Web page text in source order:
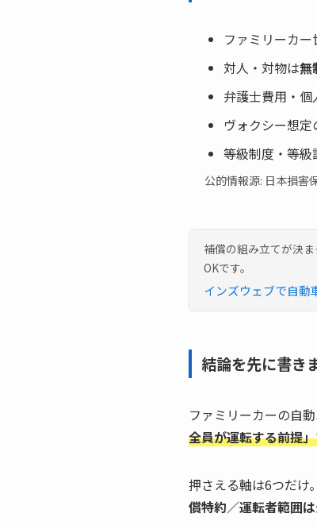
ファミリーカー
対人・対物は無
弁護士費用・
ヴォクシー想定
等級制度・等級
公的情報源: 日本損害
補償の組み立てが決
OKです。
インズウェブで自動
結論を先に書き
ファミリーカーの自
全員が運転する前提
押さえる軸は6つだけ。
償特約／運転者範囲